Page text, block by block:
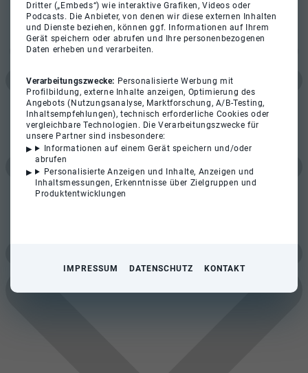
Dritter („Embeds“) wie interaktive Grafiken, Videos oder
Podcasts. Die Anbieter, von denen wir diese externen Inhalten
und Dienste beziehen, können ggf. Informationen auf Ihrem
Gerät speichern oder abrufen und Ihre personenbezogenen
Daten erheben und verarbeiten.
Verarbeitungszwecke: Personalisierte Werbung mit
Profilbildung, externe Inhalte anzeigen, Optimierung des
Angebots (Nutzungsanalyse, Marktforschung, A/B-Testing,
Inhaltsempfehlungen), technisch erforderliche Cookies oder
vergleichbare Technologien. Die Verarbeitungszwecke für
unsere Partner sind insbesondere:
Informationen auf einem Gerät speichern und/oder
abrufen
Personalisierte Anzeigen und Inhalte, Anzeigen und
Inhaltsmessungen, Erkenntnisse über Zielgruppen und
Produktentwicklungen
IMPRESSUM DATENSCHUTZ KONTAKT